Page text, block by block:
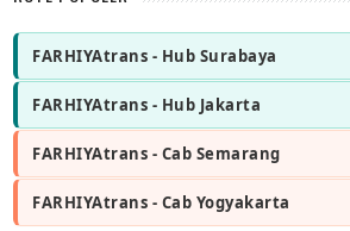
FARHIYAtrans - Hub Surabaya
FARHIYAtrans - Hub Jakarta
FARHIYAtrans - Cab Semarang
FARHIYAtrans - Cab Yogyakarta